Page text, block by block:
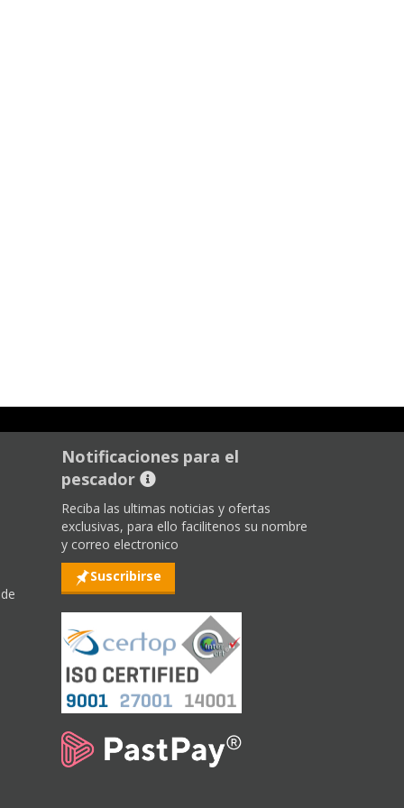
Notificaciones para el
pescador
Reciba las ultimas noticias y ofertas
exclusivas, para ello facilitenos su nombre
y correo electronico
Suscribirse